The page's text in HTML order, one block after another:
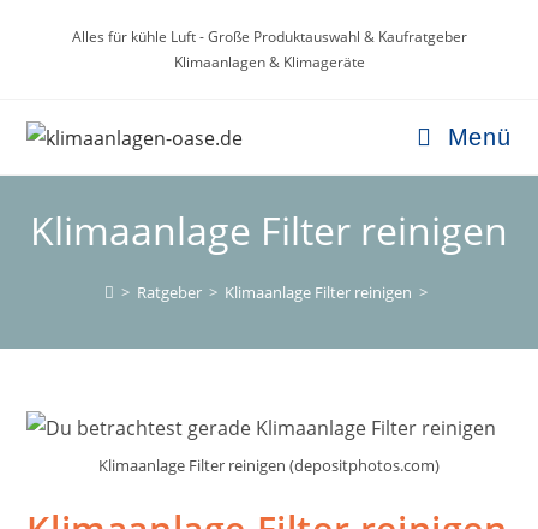
Alles für kühle Luft - Große Produktauswahl & Kaufratgeber
Klimaanlagen & Klimageräte
Menü
Klimaanlage Filter reinigen
> Ratgeber > Klimaanlage Filter reinigen >
Klimaanlage Filter reinigen (depositphotos.com)